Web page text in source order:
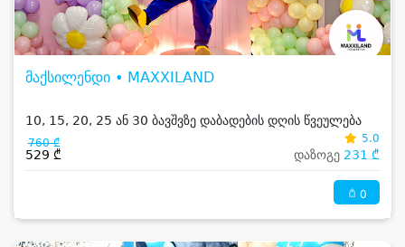
მაქსილენდი • MAXXILAND
10, 15, 20, 25 ან 30 ბავშვზე დაბადების დღის წვეულება
760 ₾
529 ₾
5.0
დაზოგე 231 ₾
0